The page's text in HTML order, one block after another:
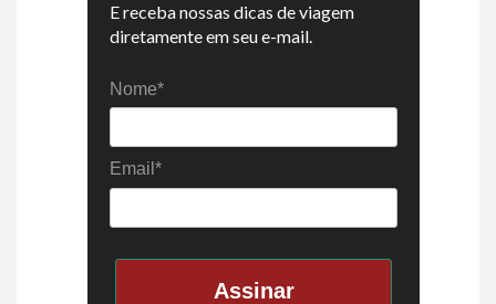
E receba nossas dicas de viagem
diretamente em seu e-mail.
Nome*
Email*
Assinar